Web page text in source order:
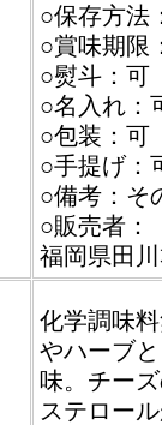
○保存方法
○賞味期限
○熨斗：可
○名入れ：
○包装：可
○手提げ：
○備考：そ
○販売者：
福岡県田
化学調味
やハーブ
味。チー
ステロー